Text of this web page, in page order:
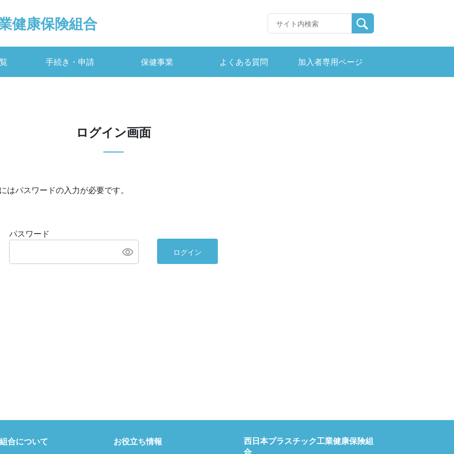
健康保険組合
手続き・申請 保健事業 よくある質問 加入者専用ページ
ログイン画面
パスワードの入力が必要です。
パスワード
ログイン
合について お役立ち情報
西日本プラスチック工業健康保険組